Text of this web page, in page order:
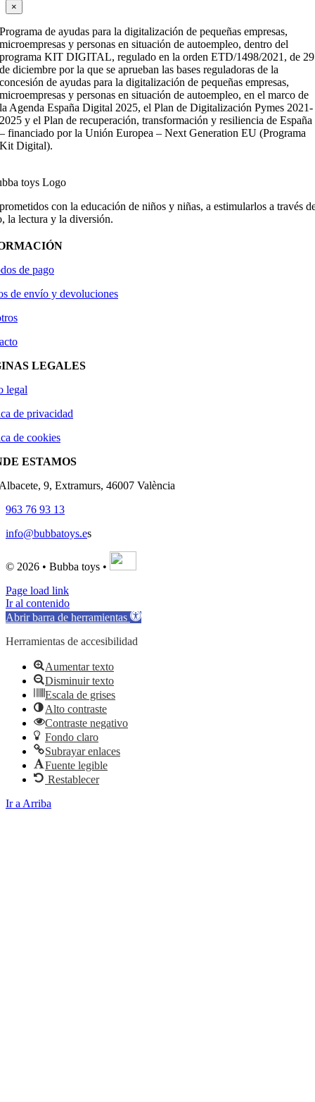
×
Programa de ayudas para la digitalización de pequeñas empresas,
microempresas y personas en situación de autoempleo, dentro del
programa KIT DIGITAL, regulado en la orden ETD/1498/2021, de 29
de diciembre por la que se aprueban las bases reguladoras de la
concesión de ayudas para la digitalización de pequeñas empresas,
microempresas y personas en situación de autoempleo, en el marco de
la Agenda España Digital 2025, el Plan de Digitalización Pymes 2021-
2025 y el Plan de recuperación, transformación y resiliencia de España
– financiado por la Unión Europea – Next Generation EU (Programa
Kit Digital).
con la educación de niños y niñas, a estimularlos a través
la lectura y la diversión.
de pago
de envío y devoluciones
LEGALES
legal
de privacidad
de cookies
ESTAMOS
9, Extramurs, 46007 València
963 76 93 13
info@bubbatoys.es
© 2026 • Bubba toys •
Page load link
Ir al contenido
Abrir barra de herramientas
Herramientas de accesibilidad
Aumentar texto
Disminuir texto
Escala de grises
Alto contraste
Contraste negativo
Fondo claro
Subrayar enlaces
Fuente legible
Restablecer
Ir a Arriba